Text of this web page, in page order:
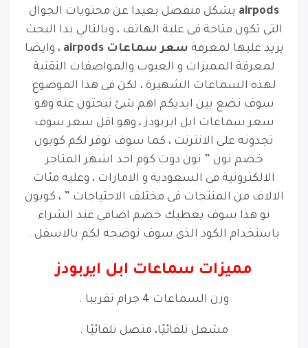
airpods بشكل منفصل بعيدا عن محتويات الجوال
التى تكون متاحة فى علبة الهاتف ، وبالتالي بدا البحث
يزيد عليها لمعرفة سعر سماعات airpods
، وايضا
لمعرفة المميزات و العيوب والمواصفات التقنية
لهذه السماعات الشهيرة ، لكن فى هذا الموضوع
سوف نضع بين ايديكم اهم شئ تبحثون عنه وهو
سعر سماعات ابل ايربودز ، وهو اقل سعر سوف
تجدونه على الانترنت ، كما سوف نوفر لكم كوبون
خصم نون ” نون دوت كوم احد اشهر المتاجر
الالكترونية فى السعودية و الامارات ، وعليه مئات
الالاف من المنتجات فى مختلف الاحتياجات ” ، كوبون
نو هذا سوف يعطيك خصم اضافي عند الشراء
باستخدام الكود الذى سوف نوضحه لكم بالاسفل .
مميزات سماعات ابل ايربودز
وزن السماعات 4 جرام تقريبا .
مشغل تلقائيًا، متصل تلقائيًا .